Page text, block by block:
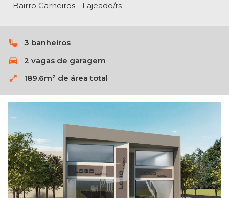
Todas as cidades
LOCALIZAR IMÓVEIS
Bairro Carneiros - Lajeado/rs
3 banheiros
2 vagas de garagem
189.6m² de área total